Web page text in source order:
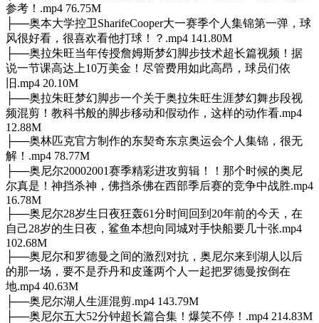
参考！.mp4 76.75M
├──奥本大学控卫SharifeCooper大一赛季个人集锦第一弹，球
风很好看，很喜欢看他打球！？.mp4 141.80M
├──奥拉朱旺当年传授詹姆斯梦幻脚步技术超长篇视频！据
说一节课高达上10万美金！尽管费用如此高昂，球员们依
旧.mp4 20.10M
├──奥拉朱旺梦幻脚步一个关于奥拉朱旺生涯梦幻舞步段视
频混剪！教科书般的脚步移动和假动作，这样的动作看.mp4
12.88M
├──奥林匹克官方制作的东契奇东京奥运会个人集锦，很无
解！.mp4 78.77M
├──奥尼尔20002001赛季精彩进攻剪辑！！那个时候的奥尼
尔真是！神挡杀神，佛挡杀佛在西部季后赛的竞争中战胜.mp4
16.78M
├──奥尼尔28岁生日夜狂轰61分时间回到20年前的今天，在
自己28岁的生日夜，鲨鱼本想向同城对手快船要几十张.mp4
102.68M
├──奥尼尔和罗德曼之间的激烈对抗，奥尼尔来到湖人以后
的那一场，要不是乔丹和皮蓬两个人一起把罗德曼按倒在
地.mp4 40.63M
├──奥尼尔湖人生涯混剪.mp4 143.79M
├──奥尼尔五大52分钟超长篇合集！爆笑不停！.mp4 214.83M